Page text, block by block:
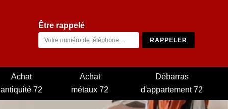
Être rappelé
Achat
antiquité 72
Achat
métaux 72
Débarras
d'appartement 72